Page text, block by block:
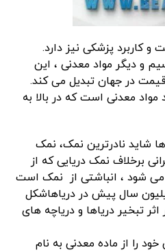
کاربرد پزشکی نیز دارد.
و دیگر مواد معدنی ، این
در جهان تبدیل می کند.
معدنی است که در بالا به
شاید نادرترین نمک، نمک
برخلاف نمک دریایی که از
شود ، انباشتی از نمک است
های آن 250 میلیون سال پیش در دریاهاشکل
تبخیر دریاها و دریاچه های
را از ماده معدنی به نام